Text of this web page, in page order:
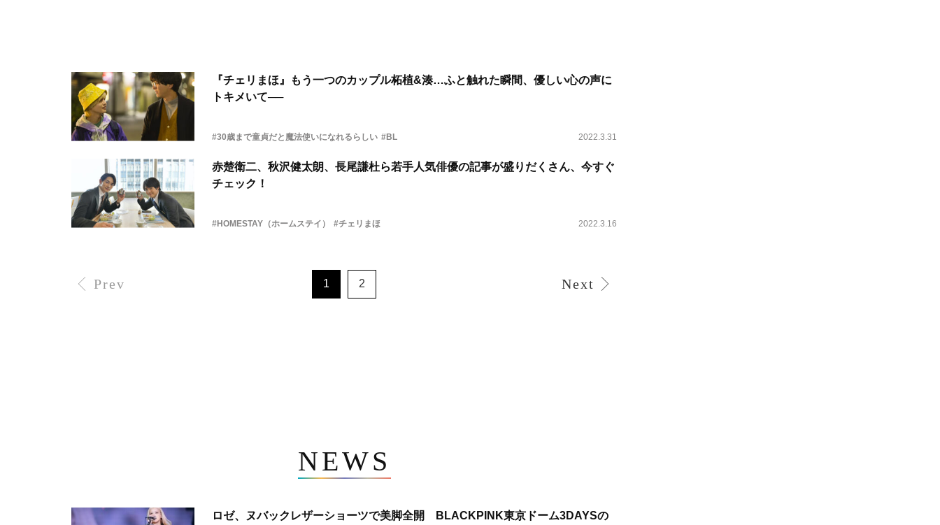
『チェリまほ』もう一つのカップル柘植&湊…ふと触れた瞬間、優しい心の声に
トキメいて──
#30歳まで童貞だと魔法使いになれるらしい #BL 2022.3.31
赤楚衛二、秋沢健太朗、長尾謙杜ら若手人気俳優の記事が盛りだくさん、今すぐ
チェック！
#HOMESTAY（ホームステイ） #チェリまほ 2022.3.16
Prev 1 2 Next
NEWS
ロゼ、ヌバックレザーショーツで美脚全開 BLACKPINK東京ドーム3DAYSの